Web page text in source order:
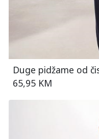
Duge pidžame od
65,95 KM